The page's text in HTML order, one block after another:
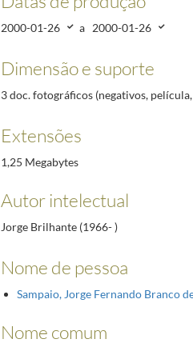
2000-01-26 a 2000-01-26
Dimensão e suporte
3 doc. fotográficos (negativos,
Extensões
1,25 Megabytes
Autor intelectual
Jorge Brilhante (1966- )
Nome de pessoa
Sampaio, Jorge Fernando Branco
Nome comum